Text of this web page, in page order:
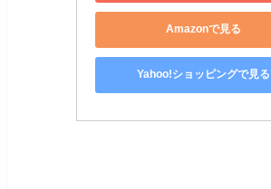
Amazonで見る
Yahoo!ショッピングで見る